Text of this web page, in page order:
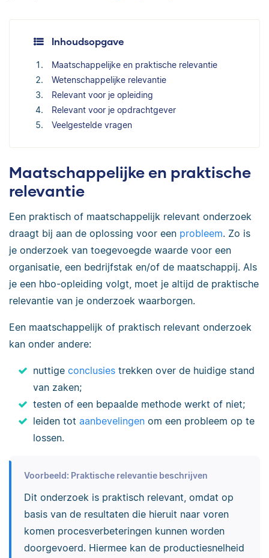
Inhoudsopgave
Maatschappelijke en praktische relevantie
Wetenschappelijke relevantie
Relevant voor je opleiding
Relevant voor je opdrachtgever
Veelgestelde vragen
Maatschappelijke en praktische
relevantie
Een praktisch of maatschappelijk relevant onderzoek
draagt bij aan de oplossing voor een probleem. Zo is
je onderzoek van toegevoegde waarde voor een
organisatie, een bedrijfstak en/of de maatschappij. Als
je een hbo-opleiding volgt, moet je altijd de praktische
relevantie van je onderzoek waarborgen.
Een maatschappelijk of praktisch relevant onderzoek
kan onder andere:
nuttige conclusies trekken over de huidige stand
van zaken;
testen of een bepaalde methode werkt of niet;
leiden tot aanbevelingen om een probleem op te
lossen.
Voorbeeld: Praktische relevantie beschrijven
Dit onderzoek is praktisch relevant, omdat op
basis van de resultaten die hieruit naar voren
komen procesverbeteringen kunnen worden
doorgevoerd. Hiermee kan de productiesnelheid